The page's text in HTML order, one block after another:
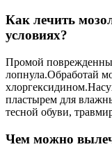
Как лечить
условиях?
Промой
лопнула.Обработай
пластырем для
тесной обуви,
Чем можно